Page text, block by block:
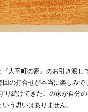
大平町の家』のお引き渡し
の打合せが本当に楽しみで
り続けてきたこの家が自分
う思いはありません。